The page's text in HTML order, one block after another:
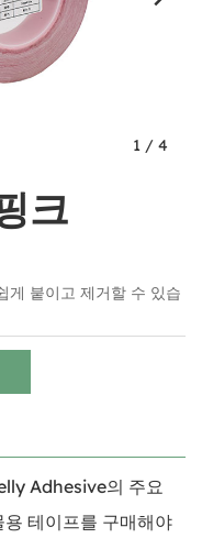
크
게 붙이고 제거할 수 있습
1 / 4
Adhesive의 주요
테이프를 구매해야